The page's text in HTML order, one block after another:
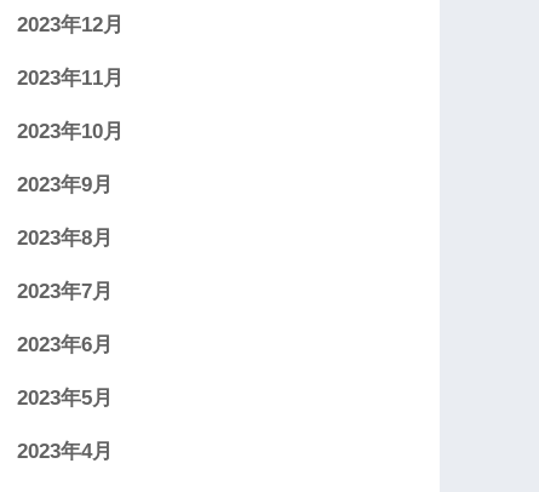
2023年12月
2023年11月
2023年10月
2023年9月
2023年8月
2023年7月
2023年6月
2023年5月
2023年4月